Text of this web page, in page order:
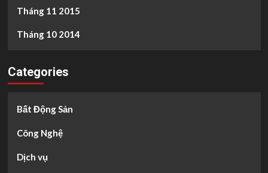
Tháng 11 2015
Tháng 10 2014
Categories
Bất Động Sản
Công Nghệ
Dịch vụ